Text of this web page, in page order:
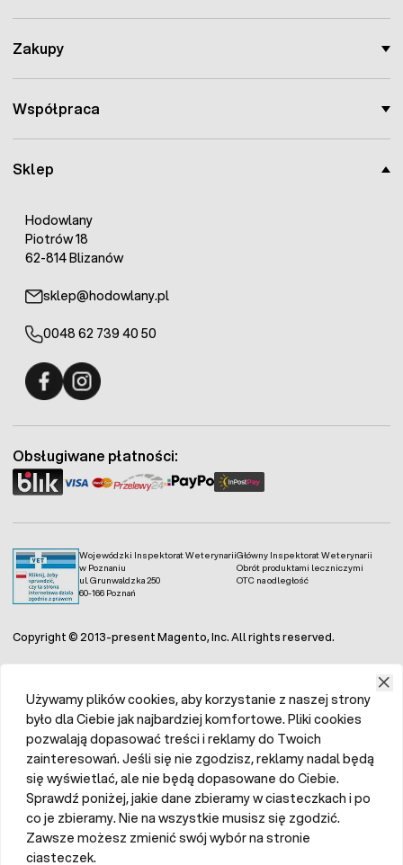
Sklep
Hodowlany
Piotrów 18
62-814 Blizanów
sklep@hodowlany.pl
0048 62 739 40 50
Zakupy
Współpraca
Wojewódzki Inspektorat Weterynarii
w Poznaniu
ul. Grunwaldzka 250
60-166 Poznań
Główny Inspektorat Weterynarii
Obrót produktami leczniczymi
OTC na odległość
Obsługiwane płatności:
Copyright © 2013-present Magento, Inc. All rights reserved.
Używamy plików cookies, aby korzystanie z naszej strony
było dla Ciebie jak najbardziej komfortowe. Pliki cookies
pozwalają dopasować treści i reklamy do Twoich
zainteresowań. Jeśli się nie zgodzisz, reklamy nadal będą
się wyświetlać, ale nie będą dopasowane do Ciebie.
Sprawdź poniżej, jakie dane zbieramy w ciasteczkach i po
co je zbieramy. Nie na wszystkie musisz się zgodzić.
Zawsze możesz zmienić swój wybór na stronie
ciasteczek.